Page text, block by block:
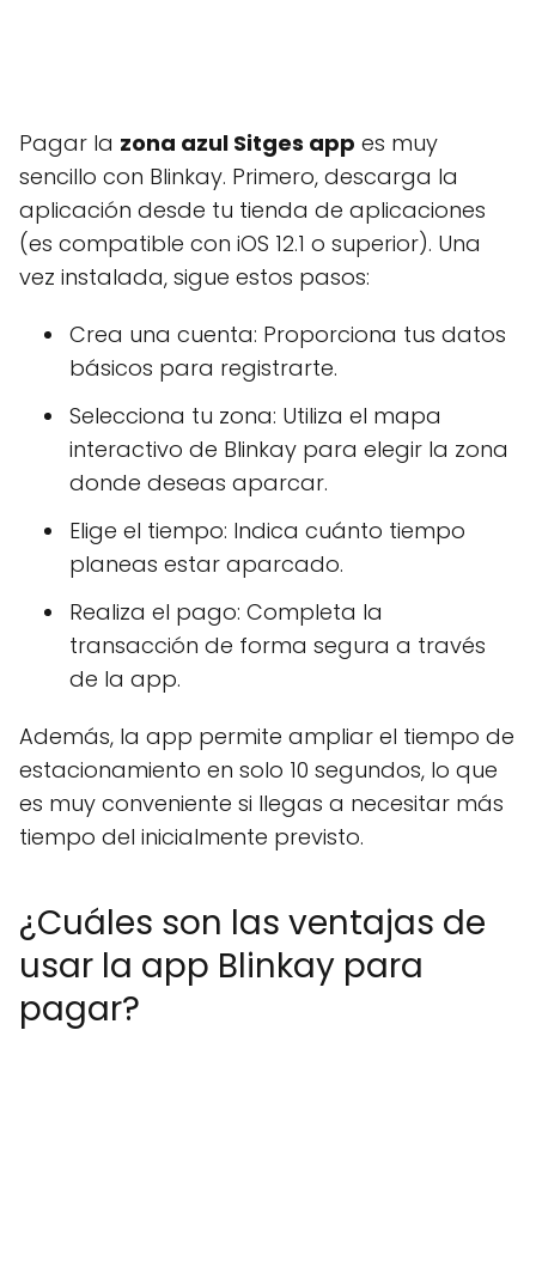
Pagar la zona azul Sitges app es muy
sencillo con Blinkay. Primero, descarga la
aplicación desde tu tienda de aplicaciones
(es compatible con iOS 12.1 o superior). Una
vez instalada, sigue estos pasos:
Crea una cuenta: Proporciona tus datos
básicos para registrarte.
Selecciona tu zona: Utiliza el mapa
interactivo de Blinkay para elegir la zona
donde deseas aparcar.
Elige el tiempo: Indica cuánto tiempo
planeas estar aparcado.
Realiza el pago: Completa la
transacción de forma segura a través
de la app.
Además, la app permite ampliar el tiempo de
estacionamiento en solo 10 segundos, lo que
es muy conveniente si llegas a necesitar más
tiempo del inicialmente previsto.
¿Cuáles son las ventajas de
usar la app Blinkay para
pagar?